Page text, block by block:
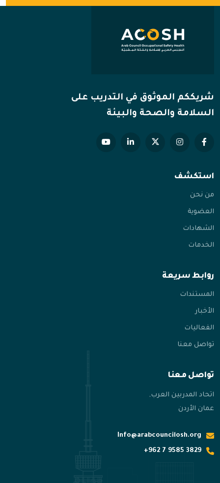
شريككم الموثوق في التدريب على
السلامة والصحة والبيئة
استكشف
من نحن
العضوية
الشهادات
الخدمات
روابط سريعة
المستندات
الأخبار
الفعاليات
تواصل معنا
تواصل معنا
اتحاد المدربين العرب,
عمان الأردن
Info@arabcouncilosh.org
‪+962 7 9585 3829‬